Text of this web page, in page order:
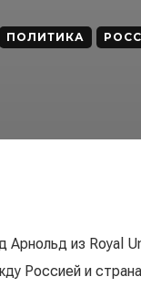
ПОЛИТИКА
Арнольд из Royal
Россией и